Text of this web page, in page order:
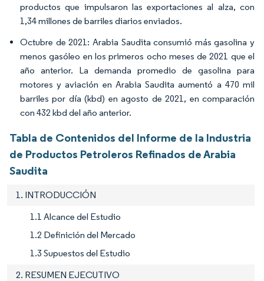
productos que impulsaron las exportaciones al alza, con
1,34 millones de barriles diarios enviados.
Octubre de 2021: Arabia Saudita consumió más gasolina y
menos gasóleo en los primeros ocho meses de 2021 que el
año anterior. La demanda promedio de gasolina para
motores y aviación en Arabia Saudita aumentó a 470 mil
barriles por día (kbd) en agosto de 2021, en comparación
con 432 kbd del año anterior.
Tabla de Contenidos del Informe de la Industria
de Productos Petroleros Refinados de Arabia
Saudita
1. INTRODUCCIÓN
1.1 Alcance del Estudio
1.2 Definición del Mercado
1.3 Supuestos del Estudio
2. RESUMEN EJECUTIVO